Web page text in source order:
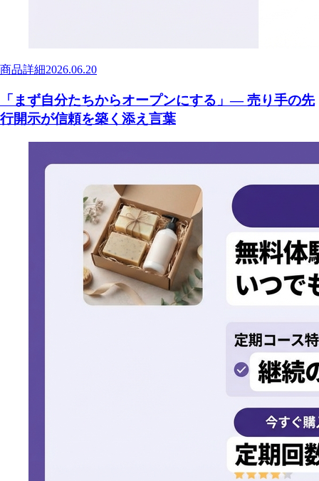
商品詳細2026.06.20
「まず自分たちからオープンにする」— 売り手の先
行開示が信頼を築く添え言葉